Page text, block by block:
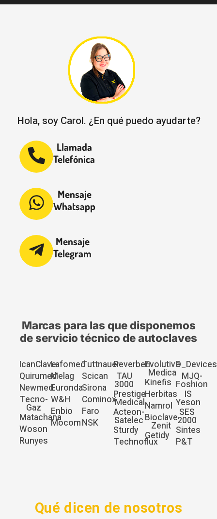
Hola, soy Carol. ¿En qué puedo ayudarte?
Llamada
Telefónica
Mensaje
Whatsapp
Mensaje
Telegram
Marcas para las que disponemos
de servicio técnico de autoclaves
IcanClave
Quirumed
Newmed
Tecno-
Gaz
Matachana
Woson
Runyes
Lafomed
Melag
Euronda
W&H
Enbio
Mocom
Tuttnauer
Scican
Sirona
Cominox
Faro
NSK
Reverberi
TAU
3000
Prestige
Medical
Acteon-
Satelec
Sturdy
Technoflux
Evolutive
Medica
Kinefis
Herbitas
Namrol
Bioclave
Zenit
Getidy
D_Devices
MJQ-
Foshion
IS
Yeson
SES
2000
Sintes
P&T
Qué dicen de nosotros